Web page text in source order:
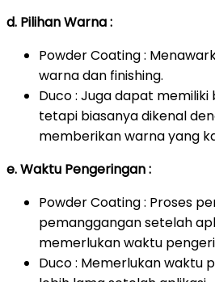
d. Pilihan Warna :
Powder Coating :
warna dan finishing.
Duco : Juga dapat
tetapi biasanya dikenal
memberikan warna yang
e. Waktu Pengeringan :
Powder Coating : Proses
pemanggangan setelah
memerlukan waktu
Duco : Memerlukan waktu